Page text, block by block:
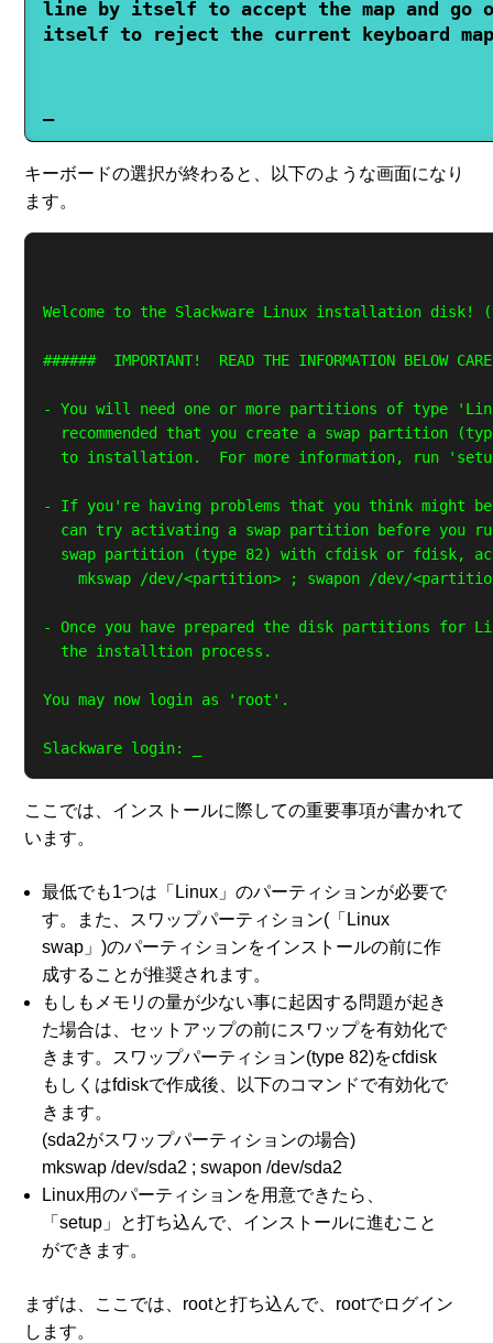
line by itself to accept the map and go
itself to reject the current keyboard
キーボードの選択が終わると、以下のような画面になり
ます。
Welcome to the Slackware Linux installation disk!
######  IMPORTANT!  READ THE INFORMATION BELOW
- You will need one or more partitions of type
recommended that you create a swap partition
to installation.  For more information, run
- If you're having problems that you think might be
can try activating a swap partition before you
swap partition (type 82) with cfdisk or fdisk,
mkswap /dev/<partition> ; swapon /dev/
- Once you have prepared the disk partitions for
  the installtion process.
You may now login as 'root'.
ここでは、インストールに際しての重要事項が書かれて
います。
最低でも1つは「Linux」のパーティションが必要で
す。また、スワップパーティション(「Linux
swap」)のパーティションをインストールの前に作
成することが推奨されます。
もしもメモリの量が少ない事に起因する問題が起き
た場合は、セットアップの前にスワップを有効化で
きます。スワップパーティション(type 82)をcfdisk
もしくはfdiskで作成後、以下のコマンドで有効化で
きます。
(sda2がスワップパーティションの場合)
mkswap /dev/sda2 ; swapon /dev/sda2
Linux用のパーティションを用意できたら、
「setup」と打ち込んで、インストールに進むこと
ができます。
まずは、ここでは、rootと打ち込んで、rootでログイン
します。